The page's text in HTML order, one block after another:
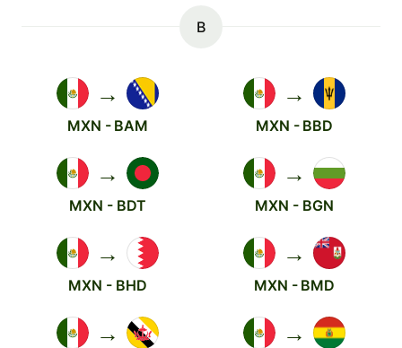
B
→
MXN - BAM
→
MXN - BBD
→
MXN - BDT
→
MXN - BGN
→
MXN - BHD
→
MXN - BMD
→ →